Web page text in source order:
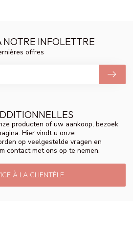
producten of uw aankoop, bezoek
Hier vindt u onze
op veelgestelde vragen en
contact met ons op te nemen.
À LA CLIENTÈLE
NOTRE INFOLETTRE
offres